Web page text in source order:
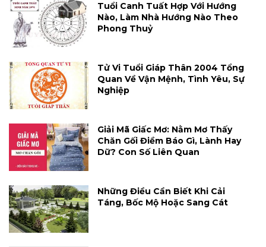
Tuổi Canh Tuất Hợp Với Hướng
Nào, Làm Nhà Hướng Nào Theo
Phong Thuỷ
Tử Vi Tuổi Giáp Thân 2004 Tổng
Quan Về Vận Mệnh, Tình Yêu, Sự
Nghiệp
Giải Mã Giấc Mơ: Nằm Mơ Thấy
Chăn Gối Điềm Báo Gì, Lành Hay
Dữ? Con Số Liên Quan
Những Điều Cần Biết Khi Cải
Táng, Bốc Mộ Hoặc Sang Cát